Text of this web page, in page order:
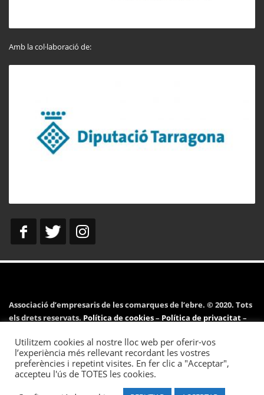
Amb la col·laboració de:
Associació d’empresaris de les comarques de l’ebre. © 2020. Tots
els drets reservats. Política de cookies– Política de privacitat–
Utilitzem cookies al nostre lloc web per oferir-vos
l’experiència més rellevant recordant les vostres
preferències i repetint visites. En fer clic a "Acceptar",
accepteu l'ús de TOTES les cookies.